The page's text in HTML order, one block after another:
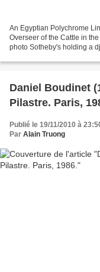
An Egyptian Polychrome
Overseer of the Cattle in
photo Sotheby's holding a
Daniel Boudinet
Pilastre. Paris,
Publié le 19/11/2010 à
Par Alain Truong